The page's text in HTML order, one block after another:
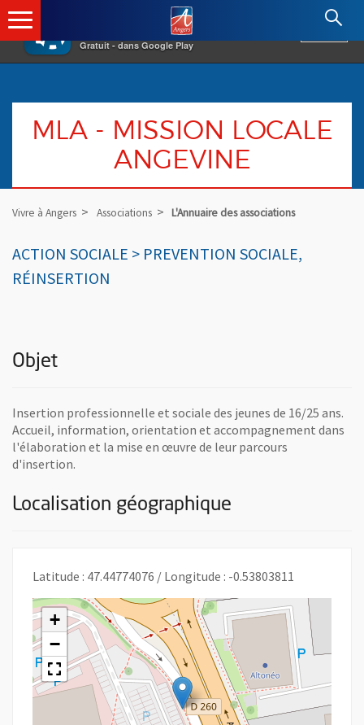
×
Gratuit - dans Google Play
Angers.fr : Retour à l'accueil
MLA - MISSION LOCALE
ANGEVINE
Vivre à Angers Associations L'Annuaire des associations
ACTION SOCIALE > PREVENTION SOCIALE,
RÉINSERTION
Objet
Insertion professionnelle et sociale des jeunes de 16/25 ans.
Accueil, information, orientation et accompagnement dans
l'élaboration et la mise en œuvre de leur parcours
d'insertion.
Localisation géographique
Latitude : 47.44774076 / Longitude : -0.53803811
+
−